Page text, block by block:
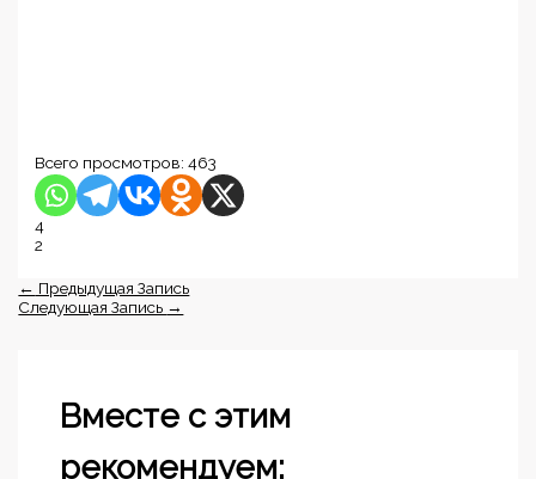
Всего просмотров: 463
4
2
← Предыдущая Запись
Следующая Запись →
Вместе с этим
рекомендуем: